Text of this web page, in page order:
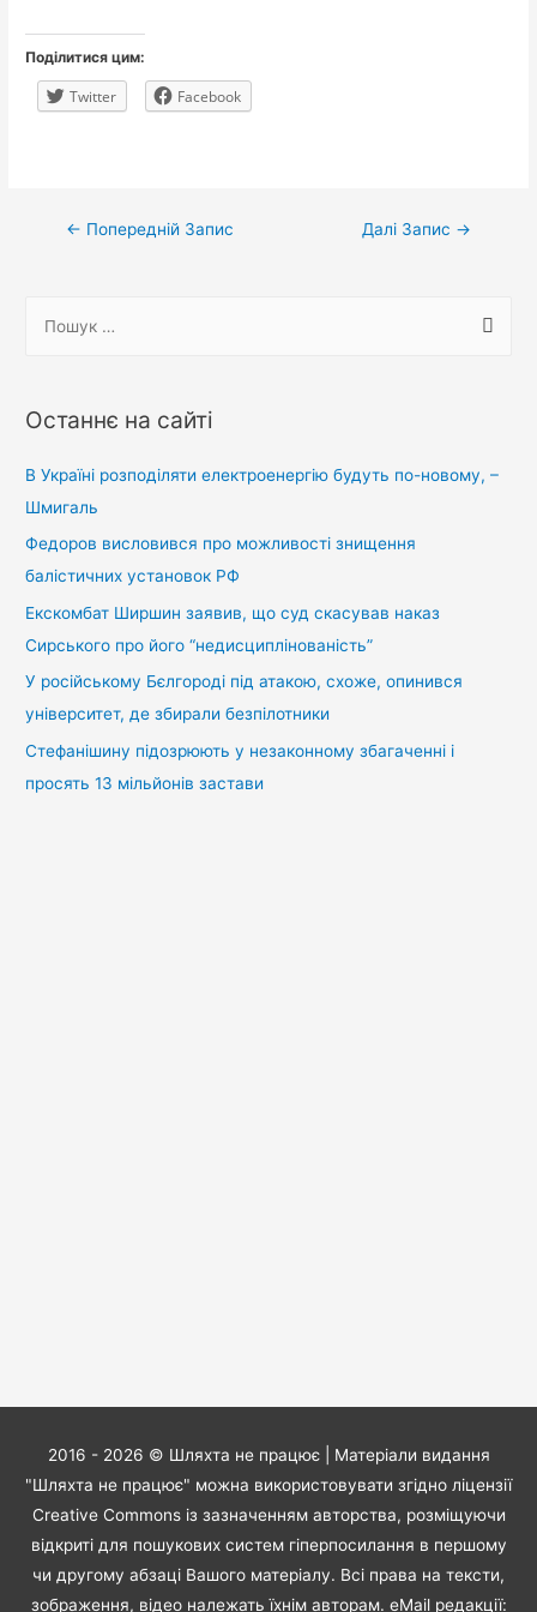
Поділитися цим:
Twitter Facebook
Навігація
← Попередній Запис Далі Запис →
у
:
Останнє на сайті
В Україні розподіляти електроенергію будуть по-новому, –
Шмигаль
Федоров висловився про можливості знищення
балістичних установок РФ
Екскомбат Ширшин заявив, що суд скасував наказ
Сирського про його “недисциплінованість”
У російському Бєлгороді під атакою, схоже, опинився
університет, де збирали безпілотники
Стефанішину підозрюють у незаконному збагаченні і
просять 13 мільйонів застави
2016 - 2026 © Шляхта не працює| Матеріали видання
"Шляхта не працює" можна використовувати згідно ліцензії
Creative Commons із зазначенням авторства, розміщуючи
відкриті для пошукових систем гіперпосилання в першому
чи другому абзаці Вашого матеріалу. Всі права на тексти,
зображення, відео належать їхнім авторам. eMail редакції: